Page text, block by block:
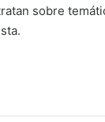
sobre